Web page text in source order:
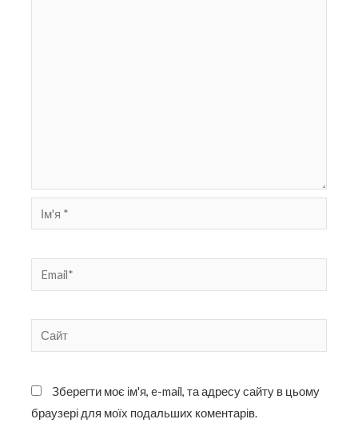
Ім'я
*
Email*
Сайт
Зберегти моє ім'я, e-mail, та адресу сайту в цьому
браузері для моїх подальших коментарів.